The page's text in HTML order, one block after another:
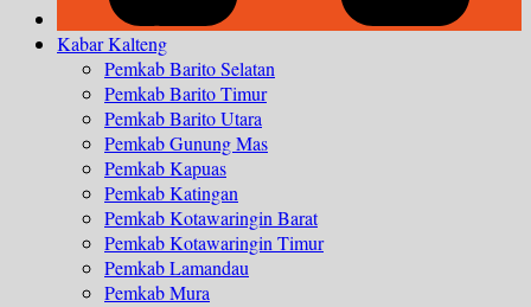
Kabar Kalteng
Pemkab Barito Selatan
Pemkab Barito Timur
Pemkab Barito Utara
Pemkab Gunung Mas
Pemkab Kapuas
Pemkab Katingan
Pemkab Kotawaringin Barat
Pemkab Kotawaringin Timur
Pemkab Lamandau
Pemkab Mura